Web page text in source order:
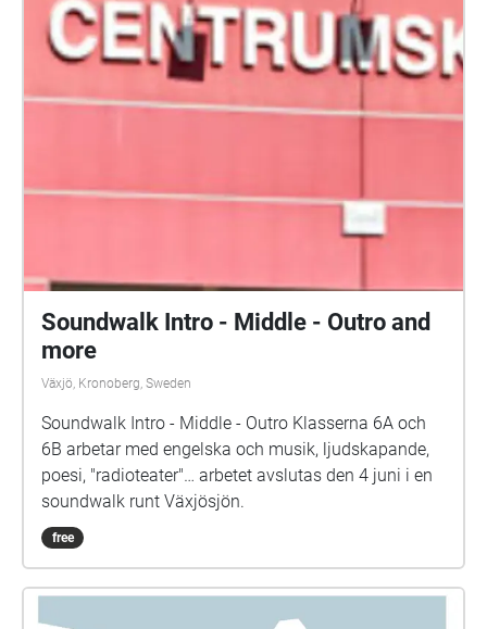
Soundwalk Intro - Middle - Outro and
more
Växjö, Kronoberg, Sweden
Soundwalk Intro - Middle - Outro Klasserna 6A och
6B arbetar med engelska och musik, ljudskapande,
poesi, "radioteater"… arbetet avslutas den 4 juni i en
soundwalk runt Växjösjön.
free